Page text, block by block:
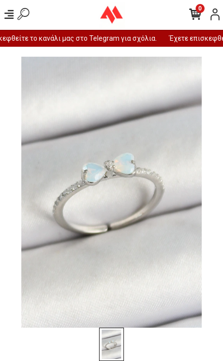
το κανάλι μας στο Telegram για σχόλια. Έχετε
0